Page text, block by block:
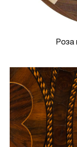
Роза